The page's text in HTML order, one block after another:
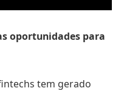
oportunidades para
tem gerado